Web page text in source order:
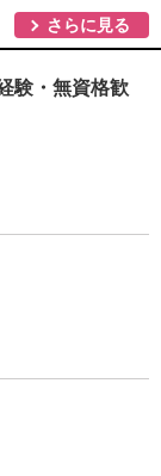
さらに見る
験・無資格歓